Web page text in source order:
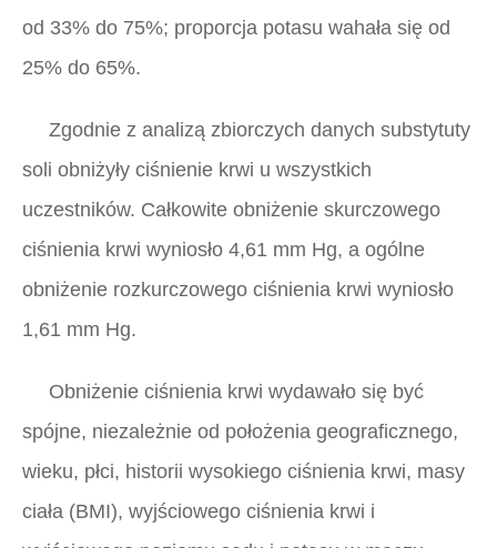
od 33% do 75%; proporcja potasu wahała się od
25% do 65%.
Zgodnie z analizą zbiorczych danych substytuty
soli obniżyły ciśnienie krwi u wszystkich
uczestników. Całkowite obniżenie skurczowego
ciśnienia krwi wyniosło 4,61 mm Hg, a ogólne
obniżenie rozkurczowego ciśnienia krwi wyniosło
1,61 mm Hg.
Obniżenie ciśnienia krwi wydawało się być
spójne, niezależnie od położenia geograficznego,
wieku, płci, historii wysokiego ciśnienia krwi, masy
ciała (BMI), wyjściowego ciśnienia krwi i